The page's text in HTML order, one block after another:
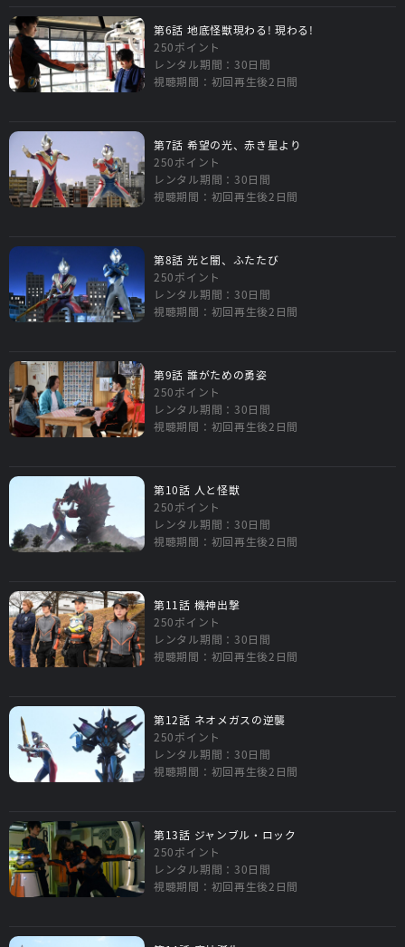
第6話 地底怪獣現わる! 現わる!
250ポイント
レンタル期間：30日間
視聴期間：初回再生後2日間
第7話 希望の光、赤き星より
250ポイント
レンタル期間：30日間
視聴期間：初回再生後2日間
第8話 光と闇、ふたたび
250ポイント
レンタル期間：30日間
視聴期間：初回再生後2日間
第9話 誰がための勇姿
250ポイント
レンタル期間：30日間
視聴期間：初回再生後2日間
第10話 人と怪獣
250ポイント
レンタル期間：30日間
視聴期間：初回再生後2日間
第11話 機神出撃
250ポイント
レンタル期間：30日間
視聴期間：初回再生後2日間
第12話 ネオメガスの逆襲
250ポイント
レンタル期間：30日間
視聴期間：初回再生後2日間
第13話 ジャンブル・ロック
250ポイント
レンタル期間：30日間
視聴期間：初回再生後2日間